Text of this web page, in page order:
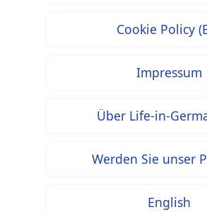
Cookie Policy
Impressum
Über Life-in-
Werden Sie unser
English